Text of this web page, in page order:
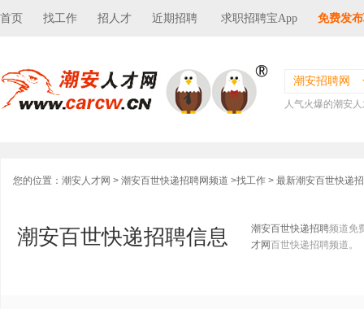
首页 找工作 招人才 近期招聘 求职招聘宝App 免费发
潮安招聘网
人气火爆的潮安
您的位置： 潮安人才网 > 潮安百世快递招聘网频道 >找工作 > 最新潮安百世快递
潮安百世快递招聘信息 潮安百世快递招聘频道免
才网百世快递招聘频道。